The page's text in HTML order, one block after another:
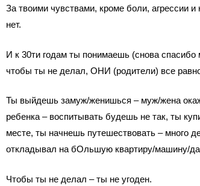
За твоими чувствами, кроме боли, агрессии и
нет.
И к 30ти годам ты понимаешь (снова спасибо
чтобы ты не делал, ОНИ (родители) все
Ты выйдешь замуж/женишься – муж/жена
ребенка – воспитывать будешь не так, ты
месте, ты начнешь путешествовать – много
откладывал на бОльшую квартиру/машину/
Чтобы ты не делал – ты не угоден.